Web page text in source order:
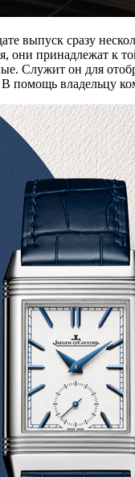
выпуск сразу
они принадлежат к
Служит он для
помощь владельцу